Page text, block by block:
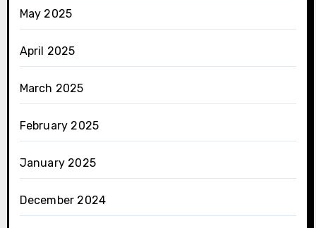
May 2025
April 2025
March 2025
February 2025
January 2025
December 2024